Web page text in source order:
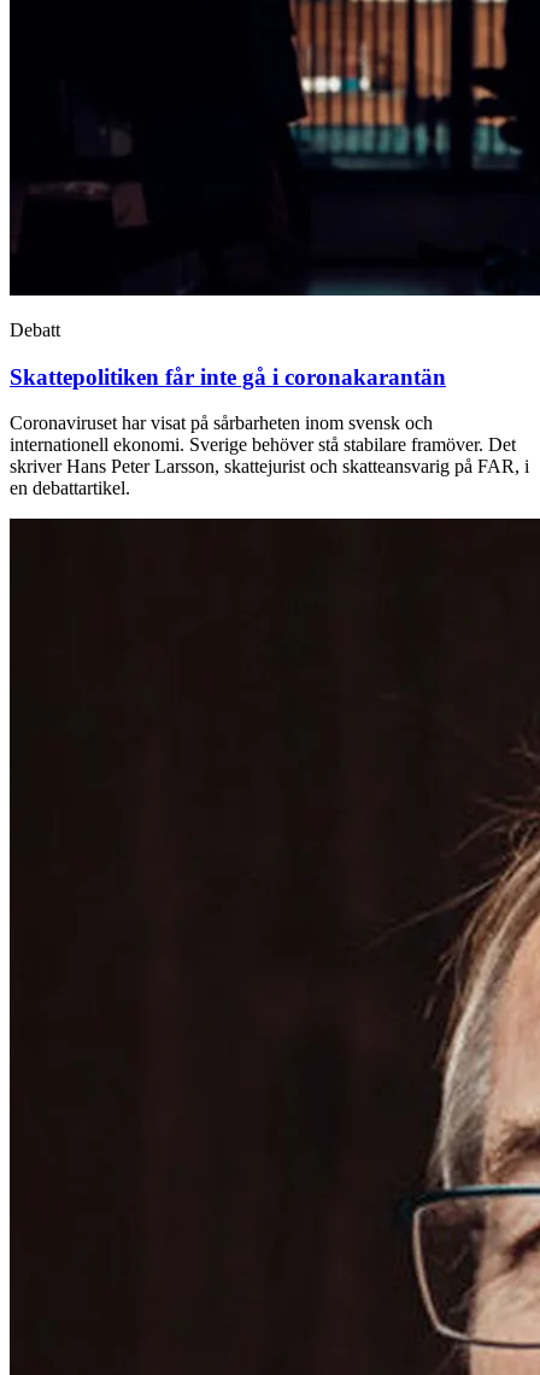
Debatt
Skattepolitiken får inte gå i coronakarantän
Coronaviruset har visat på sårbarheten inom svensk och
internationell ekonomi. Sverige behöver stå stabilare framöver. Det
skriver Hans Peter Larsson, skattejurist och skatteansvarig på FAR, i
en debattartikel.